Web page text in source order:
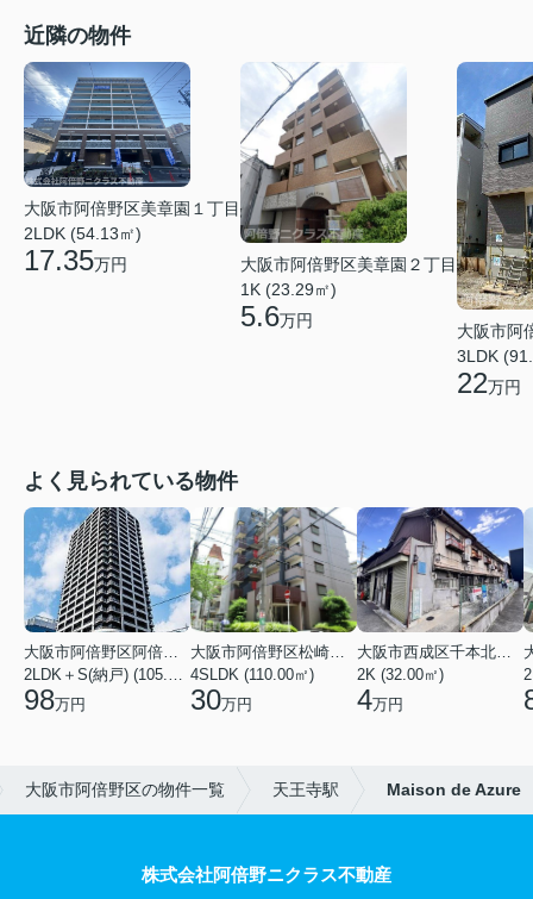
近隣の物件
大阪市阿倍野区美章園１丁目
2LDK (54.13㎡)
17.35万円
大阪市阿倍野区美章園２丁目
1K (23.29㎡)
5.6万円
大阪市阿
3LDK
22万円
よく見られている物件
98万円
4SLDK (110.00㎡)
30万円
2K (32.00㎡)
4万円
大阪市阿倍野区の物件一覧 天王寺駅 Maison de Azure
株式会社阿倍野ニクラス不動産